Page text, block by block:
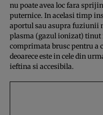
nu poate avea loc fara
puternice. In acelasi timp
aportul sau asupra fuziunii
plasma (gazul ionizat) tinut
comprimata brusc pentru a
deoarece este in cele din
ieftina si accesibila.